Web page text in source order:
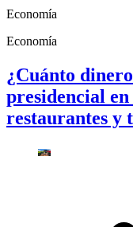
Economía
Economía
¿Cuánto
presidencial
restaurantes y